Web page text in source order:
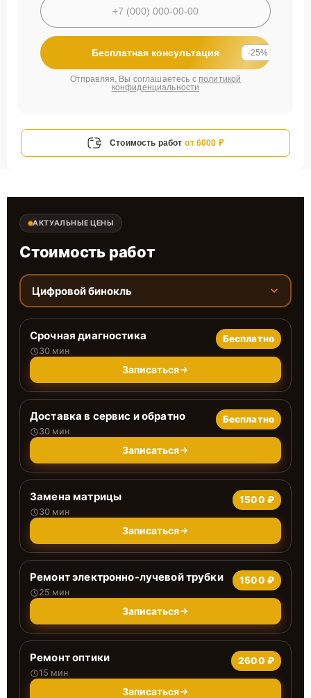
Бесплатная консультация -25%
Отправляя, Вы соглашаетесь с политикой
конфиденциальности
Стоимость работ от 6000 ₽
АКТУАЛЬНЫЕ ЦЕНЫ
Стоимость работ
Цифровой бинокль
Срочная диагностика
30 мин
Бесплатно
Записаться
Доставка в сервис и обратно
30 мин
Бесплатно
Записаться
Замена матрицы
30 мин
1500 ₽
Записаться
Ремонт электронно-лучевой трубки
25 мин
1500 ₽
Записаться
Ремонт оптики
15 мин
2600 ₽
Записаться